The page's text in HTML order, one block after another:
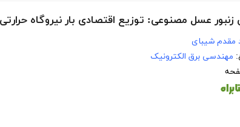
زنبور عسل مصنوعی: توزیع اقتصادی بار نیروگاه
مقدم شیبای
مهندسی برق الکترونیک